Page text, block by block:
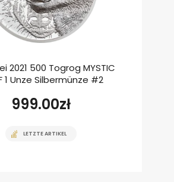
2021 500 Togrog MYSTIC
1 Unze Silbermünze #2
999.00zł
LETZTE ARTIKEL